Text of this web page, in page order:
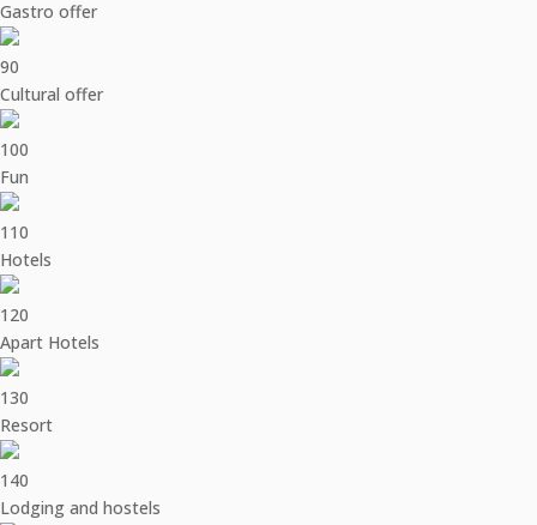
Gastro offer
90
Cultural offer
100
Fun
110
Hotels
120
Apart Hotels
130
Resort
140
Lodging and hostels